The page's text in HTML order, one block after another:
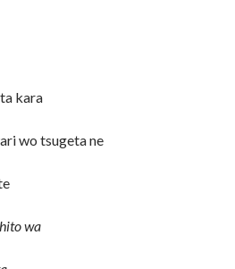
kara
wo tsugeta ne
wa